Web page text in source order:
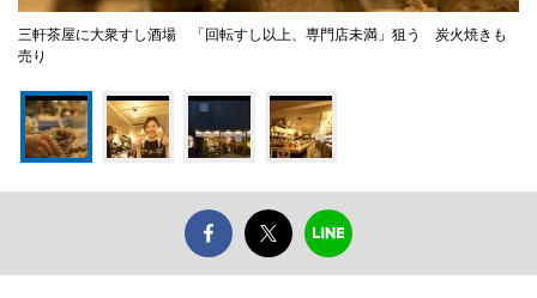
三軒茶屋に大衆すし酒場 「回転すし以上、専門店未満」狙う 炭火焼きも
売り